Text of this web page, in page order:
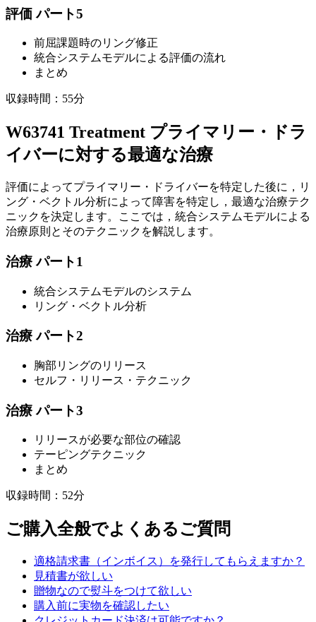
評価 パート5
前屈課題時のリング修正
統合システムモデルによる評価の流れ
まとめ
収録時間：55分
W63741 Treatment プライマリー・ドラ
イバーに対する最適な治療
評価によってプライマリー・ドライバーを特定した後に，リ
ング・ベクトル分析によって障害を特定し，最適な治療テク
ニックを決定します。ここでは，統合システムモデルによる
治療原則とそのテクニックを解説します。
治療 パート1
統合システムモデルのシステム
リング・ベクトル分析
治療 パート2
胸部リングのリリース
セルフ・リリース・テクニック
治療 パート3
リリースが必要な部位の確認
テーピングテクニック
まとめ
収録時間：52分
ご購入全般でよくあるご質問
適格請求書（インボイス）を発行してもらえますか？
見積書が欲しい
贈物なので熨斗をつけて欲しい
購入前に実物を確認したい